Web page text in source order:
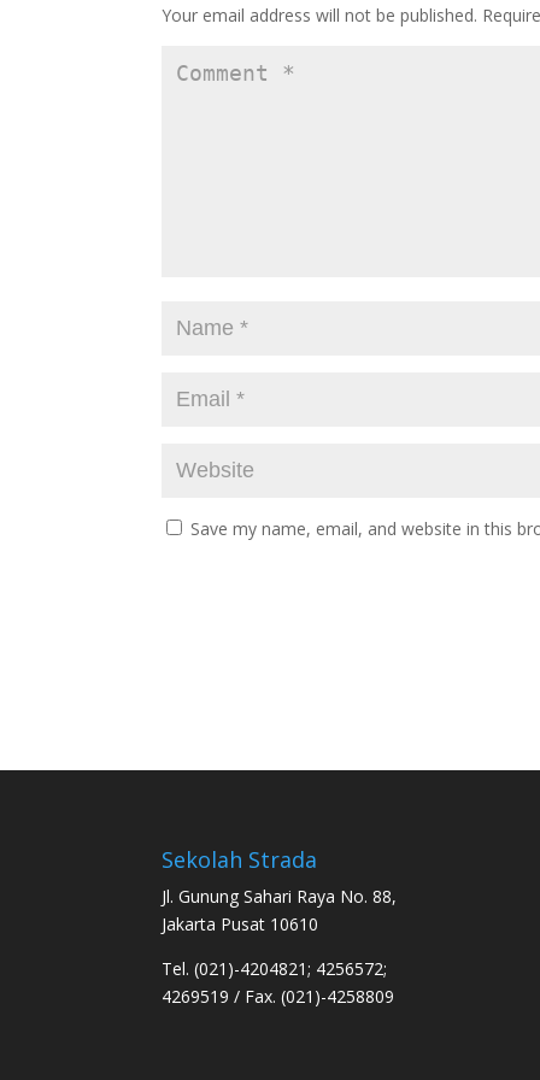
k
Your email address will not be published.
Save my name, email, and website in this
Sekolah Strada
Jl. Gunung Sahari Raya No. 88,
Jakarta Pusat 10610
Tel. (021)-4204821; 4256572;
4269519 / Fax. (021)-4258809